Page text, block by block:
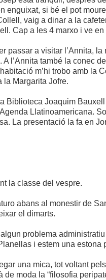
enguixat, si bé el pot
vaig a dinar a la
Cap a les 4 marxo i ve en
passar a visitar l’Annita, la
l’Annita també la conec
m’hi trobo amb la
la Margarita Jofre.
Biblioteca Joaquim Bauxell
Llatinoamericana.
La presentació la fa en
la classe del vespre.
abans al monestir de
el dimarts.
problema administratiu
i estem una estona
una mica, tot voltant pels
moda la “filosofia